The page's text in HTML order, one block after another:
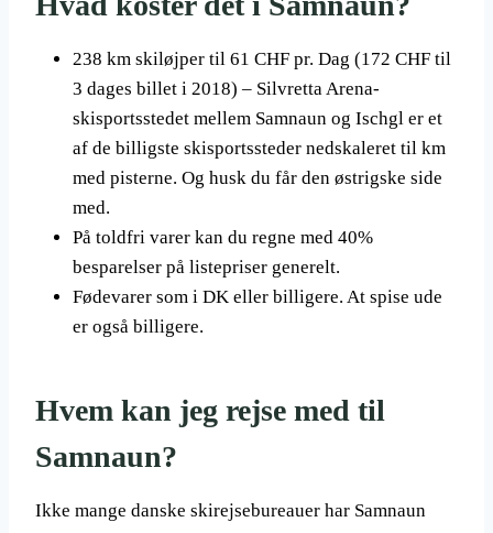
238 km skiløjper til 61 CHF pr. Dag (172 CHF til
3 dages billet i 2018) – Silvretta Arena-
skisportsstedet mellem Samnaun og Ischgl er et
af de billigste skisportssteder nedskaleret til km
med pisterne. Og husk du får den østrigske side
med.
På toldfri varer kan du regne med 40%
besparelser på listepriser generelt.
Fødevarer som i DK eller billigere. At spise ude
er også billigere.
Hvem kan jeg rejse med til
Samnaun?
Ikke mange danske skirejsebureauer har Samnaun